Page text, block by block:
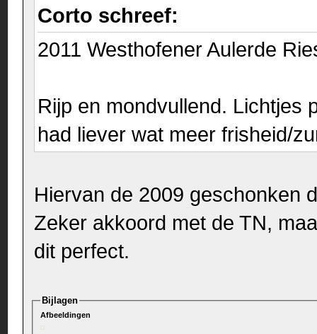
Corto schreef:
2011 Westhofener Aulerde
Rijp en mondvullend. Lichtjes
had liever wat meer frisheid/
Hiervan de 2009 geschonken
Zeker akkoord met de TN,
dit perfect.
Bijlagen
Afbeeldingen